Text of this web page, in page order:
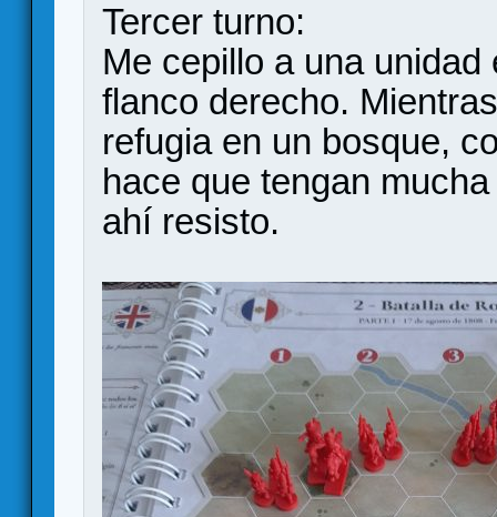
Tercer turno:
Me cepillo a una
flanco derecho.
refugia en un bosque,
hace que tengan
ahí resisto.